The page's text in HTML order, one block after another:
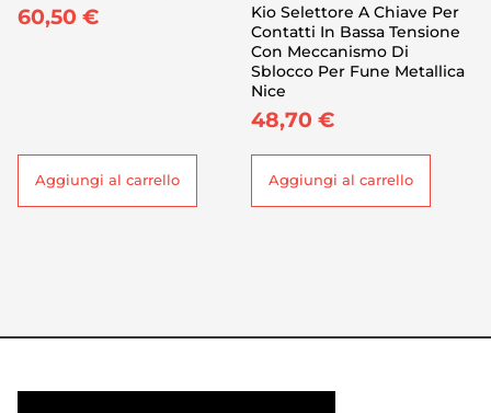
60,50 €
Aggiungi al carrello
Kio Selettore A Chiave Per
Contatti In Bassa Tensione
Con Meccanismo Di
Sblocco Per Fune Metallica
Nice
48,70 €
Aggiungi al carrello